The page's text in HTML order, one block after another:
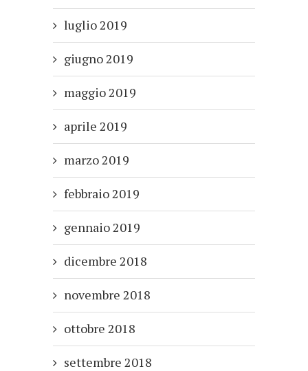
luglio 2019
giugno 2019
maggio 2019
aprile 2019
marzo 2019
febbraio 2019
gennaio 2019
dicembre 2018
novembre 2018
ottobre 2018
settembre 2018